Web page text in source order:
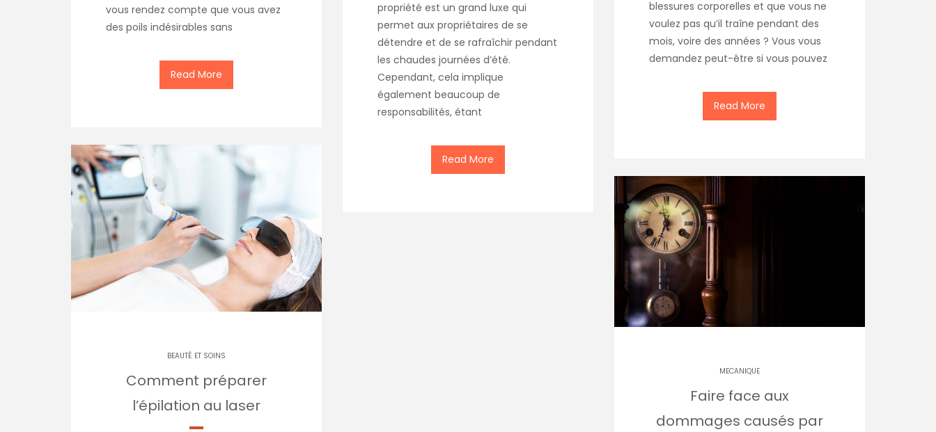
vous rendez compte que vous avez
des poils indésirables sans
Read More
propriété est un grand luxe qui
permet aux propriétaires de se
détendre et de se rafraîchir pendant
les chaudes journées d’été.
Cependant, cela implique
également beaucoup de
responsabilités, étant
Read More
blessures corporelles et que vous ne
voulez pas qu’il traîne pendant des
mois, voire des années ? Vous vous
demandez peut-être si vous pouvez
Read More
BEAUTÉ ET SOINS
Comment préparer
l’épilation au laser
MECANIQUE
Faire face aux
dommages causés par